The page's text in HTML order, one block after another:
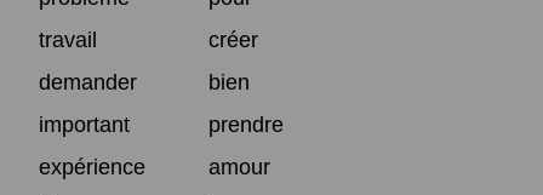
travail
créer
demander
bien
important
prendre
expérience
amour